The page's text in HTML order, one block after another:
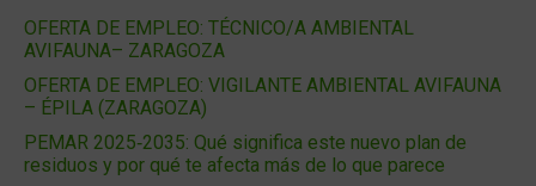
OFERTA DE EMPLEO: TÉCNICO/A AMBIENTAL
AVIFAUNA– ZARAGOZA
OFERTA DE EMPLEO: VIGILANTE AMBIENTAL AVIFAUNA
– ÉPILA (ZARAGOZA)
PEMAR 2025‑2035: Qué significa este nuevo plan de
residuos y por qué te afecta más de lo que parece